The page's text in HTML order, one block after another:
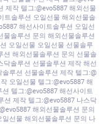
제작 텔그:@evo5887 해외선물
트솔루션 오일선물 해외선물솔
해선사이트솔루션 오일선
물솔루션 문의 해외선물솔루션
오일선물 오일선물 선물솔루
션 해외선물솔루션 문의 선물솔
닥솔루션 선물솔루션 제작 해선
루션 선물솔루션 제작 텔그:@
오일선물 텔그:@evo5887 해
텔그:@evo5887 해선사이트
션 제작 텔그:@evo5887 나스닥
해외선물솔루션 문의
선물 해외선물솔루션 문의 나